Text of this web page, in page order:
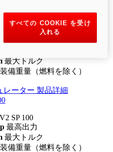
レーター 製品詳細
SP
最大トルク
装備重量（燃料を除く）
レーター 製品詳細
SP 100
最高出力
最大トルク
装備重量（燃料を除く）
すべての COOKIE を受け
入れる